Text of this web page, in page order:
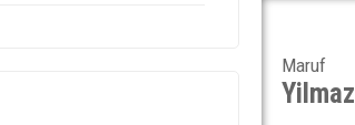
Maruf
Yilmaz